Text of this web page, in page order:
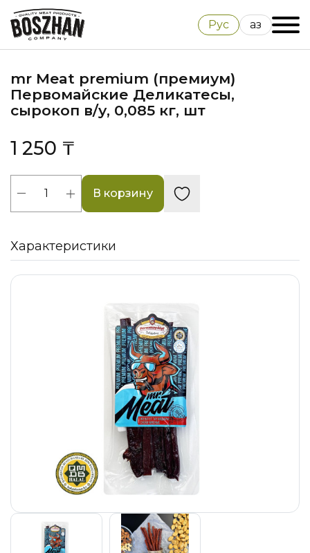
Рус Қаз
mr Meat premium (премиум)
Первомайские Деликатесы,
сырокоп в/у, 0,085 кг, шт
1 250 ₸
В корзину
Характеристики